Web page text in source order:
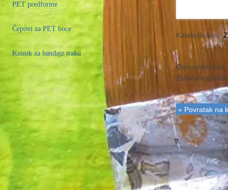
PET predforme
Čepovi za PET boce
Kutnik za bandajz traku
Kataloški broj:
Opis proizvoda:
Zidarska
« Povratak na